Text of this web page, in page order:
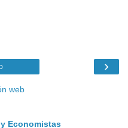
›
web
Economistas